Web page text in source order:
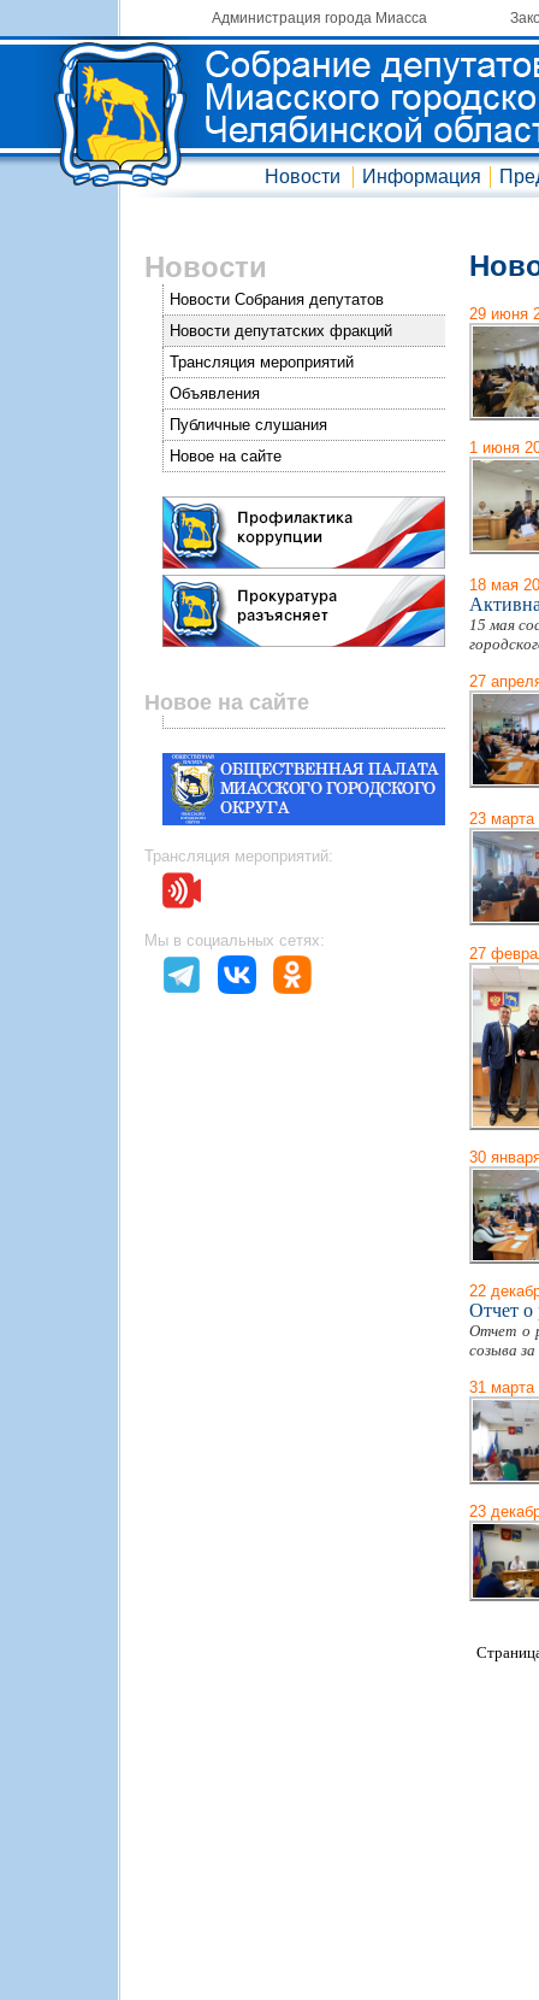
Администрация города Миасса
Новости Информация
Новости
Новости Собрания депутатов
Новости депутатских фракций
Трансляция мероприятий
Объявления
Публичные слушания
Новое на сайте
Новое на сайте
Трансляция мероприятий:
Мы в социальных сетях:
29 июня
1 июня
18 мая
15 мая
27
23 марта
27
30
22
Отчет о
Отчет о
созыва
31 марта
23